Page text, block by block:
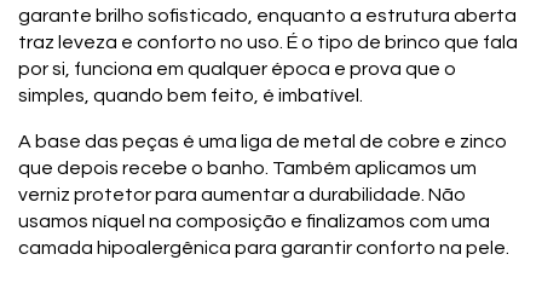
garante brilho sofisticado, enquanto a estrutura aberta
traz leveza e conforto no uso. É o tipo de brinco que fala
por si, funciona em qualquer época e prova que o
simples, quando bem feito, é imbatível.
A base das peças é uma liga de metal de cobre e zinco
que depois recebe o banho. Também aplicamos um
verniz protetor para aumentar a durabilidade. Não
usamos níquel na composição e finalizamos com uma
camada hipoalergênica para garantir conforto na pele.